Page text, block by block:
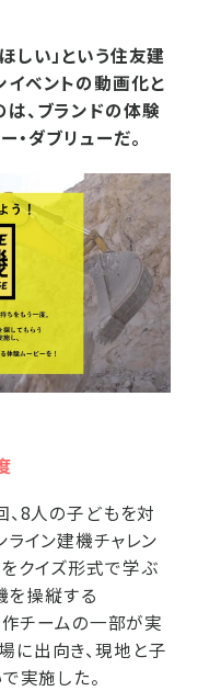
しい」という住友建
ベントの動画化と
、ブランドの体験
・ダブリューだ。
、8人の子どもを対
ライン建機チャレン
クイズ形式で学ぶ
を操縦する
チームの一部が実
に出向き、現地と子
実施した。